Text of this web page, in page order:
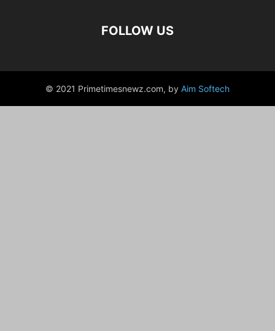
FOLLOW US
© 2021 Primetimesnewz.com, by Aim Softech